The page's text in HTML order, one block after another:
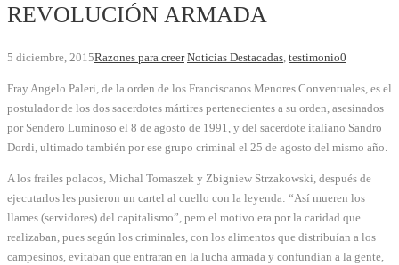
REVOLUCIÓN ARMADA
5 diciembre, 2015Razones para creer Noticias Destacadas, testimonio0
Fray Angelo Paleri, de la orden de los Franciscanos Menores Conventuales, es el
postulador de los dos sacerdotes mártires pertenecientes a su orden, asesinados
por Sendero Luminoso el 8 de agosto de 1991, y del sacerdote italiano Sandro
Dordi, ultimado también por ese grupo criminal el 25 de agosto del mismo año.
A los frailes polacos, Michal Tomaszek y Zbigniew Strzakowski, después de
ejecutarlos les pusieron un cartel al cuello con la leyenda: “Así mueren los
llames (servidores) del capitalismo”, pero el motivo era por la caridad que
realizaban, pues según los criminales, con los alimentos que distribuían a los
campesinos, evitaban que entraran en la lucha armada y confundían a la gente,